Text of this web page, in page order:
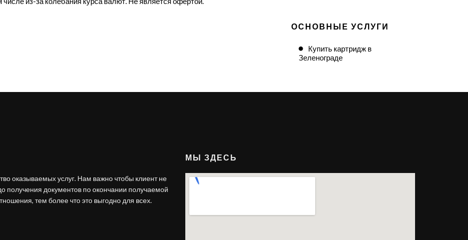
ОСНОВНЫЕ УСЛУГИ
Купить картридж в
Зеленограде
оказываемых услуг. Нам важно чтобы клиент не
получения документов по окончании получаемой
тем более что это выгодно для всех.
МЫ ЗДЕСЬ